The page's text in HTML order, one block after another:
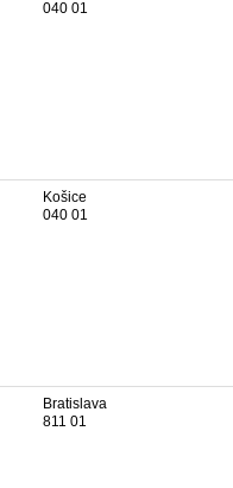
040 01
Košice
040 01
Bratislava
811 01